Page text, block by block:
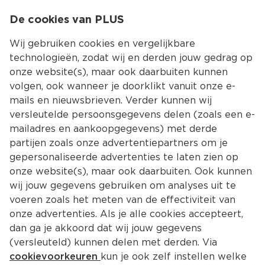
Kies jouw
Meal prep recepten en tips
Gezonder eten, minder tijd in de keuken
doorbrengen én geld besparen? Dat zijn een paar
De cookies van PLUS
Wij gebruiken cookies en vergelijkbare
technologieën, zodat wij en derden jouw gedrag op
onze website(s), maar ook daarbuiten kunnen
volgen, ook wanneer je doorklikt vanuit onze e-
mails en nieuwsbrieven. Verder kunnen wij
versleutelde persoonsgegevens delen (zoals een e-
mailadres en aankoopgegevens) met derde
partijen zoals onze advertentiepartners om je
gepersonaliseerde advertenties te laten zien op
onze website(s), maar ook daarbuiten. Ook kunnen
wij jouw gegevens gebruiken om analyses uit te
voeren zoals het meten van de effectiviteit van
onze advertenties. Als je alle cookies accepteert,
dan ga je akkoord dat wij jouw gegevens
(versleuteld) kunnen delen met derden. Via
cookievoorkeuren kun je ook zelf instellen welke